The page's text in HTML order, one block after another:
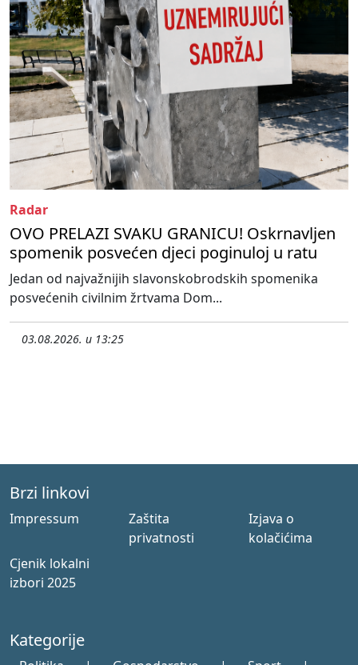
Radar
OVO PRELAZI SVAKU GRANICU! Oskrnavljen
spomenik posvećen djeci poginuloj u ratu
Jedan od najvažnijih slavonskobrodskih spomenika
posvećenih civilnim žrtvama Dom...
03.08.2026. u 13:25
Brzi linkovi
Impressum
Zaštita
privatnosti
Izjava o
kolačićima
Cjenik lokalni
izbori 2025
Kategorije